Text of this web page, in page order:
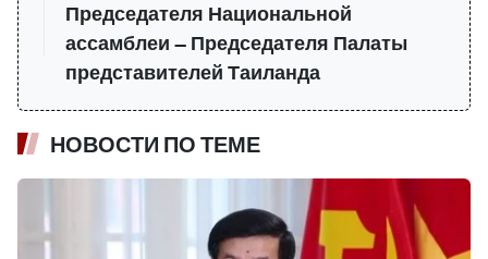
Председателя Национальной
ассамблеи — Председателя Палаты
представителей Таиланда
НОВОСТИ ПО ТЕМЕ